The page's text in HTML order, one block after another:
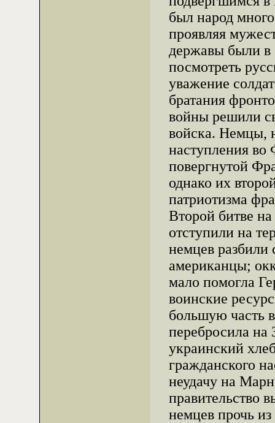
был народ
проявляя
державы были в
посмотреть
уважение
братания
войны решили
войска. Немцы,
наступления
повергнутой
однако их
патриотизма
Второй битве
отступили на
немцев
американцы;
мало помогла
воинские
большую часть
перебросила на
украинский
гражданского
неудачу на
правительство
немцев прочь